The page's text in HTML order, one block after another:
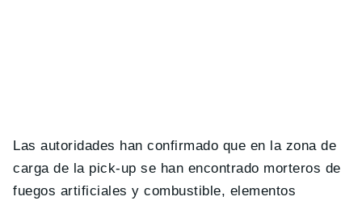
Las autoridades han confirmado que en la zona de
carga de la pick-up se han encontrado morteros de
fuegos artificiales y combustible, elementos